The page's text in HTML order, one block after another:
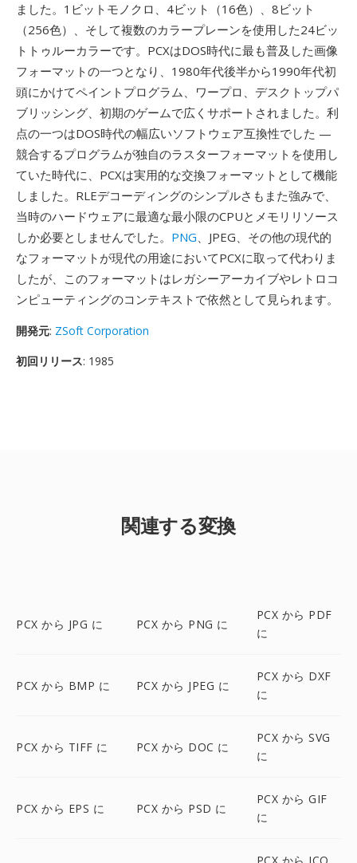
ました。1ビットモノクロ、4ビット（16色）、8ビット
（256色）、そして複数のカラープレーンを使用した24ビッ
トトゥルーカラーです。PCXはDOS時代に最も普及した画像
フォーマットの一つとなり、1980年代後半から1990年代初
頭にかけてペイントプログラム、ワープロ、デスクトップパ
ブリッシング、初期のゲームで広くサポートされました。利
点の一つはDOS時代の幅広いソフトウェア互換性でした —
競合するプログラムが独自のラスターフォーマットを使用し
ていた時代に、PCXは実用的な交換フォーマットとして機能
しました。RLEデコーディングのシンプルさもまた強みで、
当時のハードウェアに最適な最小限のCPUとメモリリソース
しか必要としませんでした。 PNG、JPEG、その他の現代的
なフォーマットが現代の用途においてPCXに取って代わりま
したが、このフォーマットはレガシーアーカイブやレトロコ
ンピューティングのコンテキストで依然として見られます。
開発元: ZSoft Corporation
初回リリース: 1985
関連する変換
PCX から JPG に PCX から PNG に
PCX から PDF
に
PCX から BMP に PCX から JPEG に
PCX から DXF
に
PCX から TIFF に PCX から DOC に
PCX から SVG
に
PCX から EPS に PCX から PSD に
PCX から GIF
に